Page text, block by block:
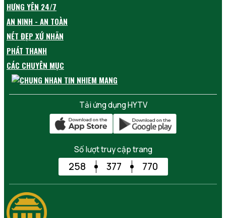
HƯNG YÊN 24/7
AN NINH - AN TOÀN
NÉT ĐẸP XỨ NHÃN
PHÁT THANH
CÁC CHUYÊN MỤC
Tải ứng dụng HYTV
Số lượt truy cập trang
258 377 770